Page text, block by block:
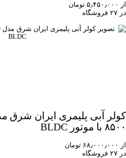
از ۵٫۴۵۰٫۰۰۰ تومان
در ۲۷ فروشگاه
۸۵۰۰ با موتور BLDC
از ۶۸٫۰۰۰٫۰۰۰ تومان
در ۲۷ فروشگاه